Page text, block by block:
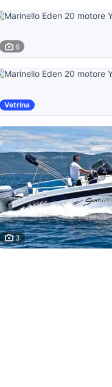
6
Vetrina
3